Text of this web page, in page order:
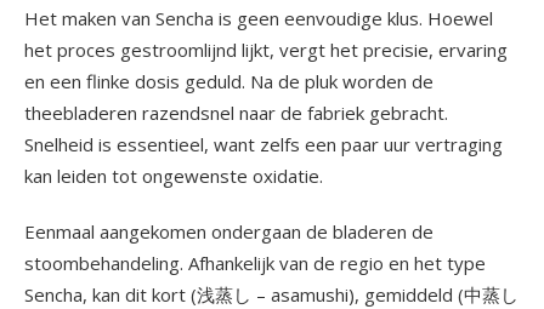
Het maken van Sencha is geen eenvoudige klus. Hoewel
het proces gestroomlijnd lijkt, vergt het precisie, ervaring
en een flinke dosis geduld. Na de pluk worden de
theebladeren razendsnel naar de fabriek gebracht.
Snelheid is essentieel, want zelfs een paar uur vertraging
kan leiden tot ongewenste oxidatie.
Eenmaal aangekomen ondergaan de bladeren de
stoombehandeling. Afhankelijk van de regio en het type
Sencha, kan dit kort (浅蒸し – asamushi), gemiddeld (中蒸し